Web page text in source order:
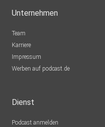
Unternehmen
Team
Karriere
Impressum
Werben auf podcast.de
Dienst
Podcast anmelden